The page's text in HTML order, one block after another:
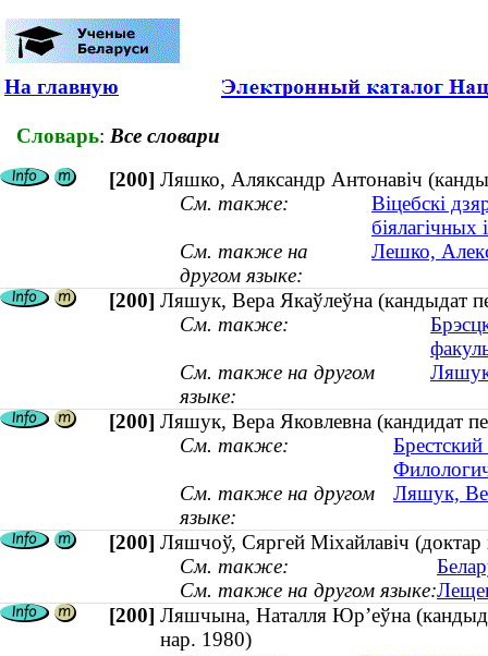
На главную
Словарь: Все словари
[200] Ляшко, Аляксандр Антонавіч
См. также:
Віцебскі
біялагічных
См. также на
другом языке:
Лешко,
[200] Ляшук, Вера Якаўлеўна (кандыдат
См. также:
См. также на другом
языке:
[200] Ляшук, Вера Яковлевна (кандидат
См. также:
См. также на другом
языке:
Ляшук,
[200] Ляшчоў, Сяргей Міхайлавіч
См. также:
См. также на другом языке:
[200] Ляшчына, Наталля Юр’еўна
нар. 1980)